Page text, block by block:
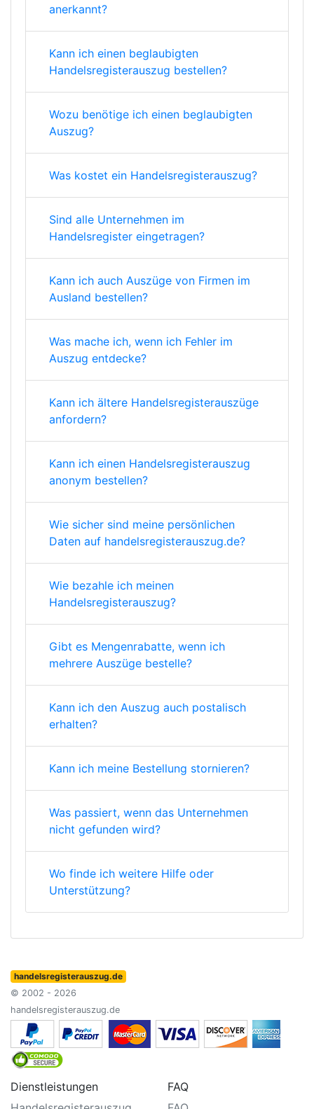
anerkannt?
Kann ich einen beglaubigten
Handelsregisterauszug bestellen?
Wozu benötige ich einen beglaubigten
Auszug?
Was kostet ein Handelsregisterauszug?
Sind alle Unternehmen im
Handelsregister eingetragen?
Kann ich auch Auszüge von Firmen im
Ausland bestellen?
Was mache ich, wenn ich Fehler im
Auszug entdecke?
Kann ich ältere Handelsregisterauszüge
anfordern?
Kann ich einen Handelsregisterauszug
anonym bestellen?
Wie sicher sind meine persönlichen
Daten auf handelsregisterauszug.de?
Wie bezahle ich meinen
Handelsregisterauszug?
Gibt es Mengenrabatte, wenn ich
mehrere Auszüge bestelle?
Kann ich den Auszug auch postalisch
erhalten?
Kann ich meine Bestellung stornieren?
Was passiert, wenn das Unternehmen
nicht gefunden wird?
Wo finde ich weitere Hilfe oder
Unterstützung?
handelsregisterauszug.de
© 2002 - 2026
handelsregisterauszug.de
Dienstleistungen
FAQ